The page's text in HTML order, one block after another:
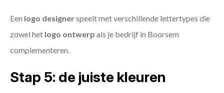
Een logo designerspeelt met verschillende lettertypes die
zowel het logo ontwerp als je bedrijf in Boorsem
complementeren.
Stap 5: de juiste kleuren